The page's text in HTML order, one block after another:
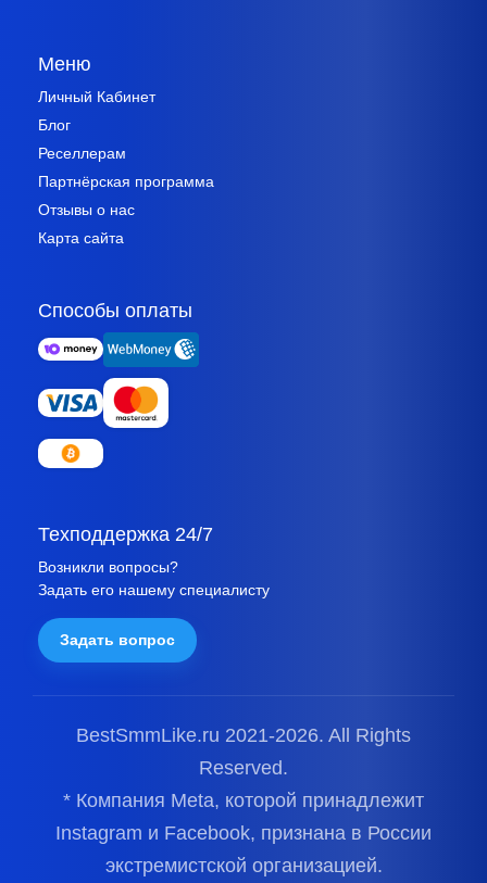
Меню
Личный Кабинет
Блог
Реселлерам
Партнёрская программа
Отзывы о нас
Карта сайта
Способы оплаты
Техподдержка 24/7
Возникли вопросы?
Задать его нашему специалисту
Задать вопрос
BestSmmLike.ru 2021-2026. All Rights
Reserved.
* Компания Meta, которой принадлежит
Instagram и Facebook, признана в России
экстремистской организацией.